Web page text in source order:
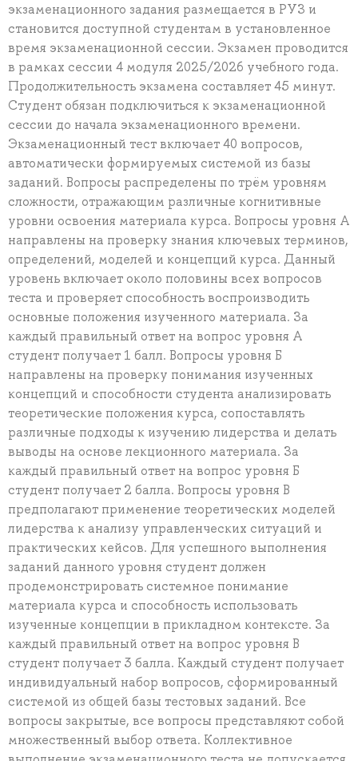
экзаменационного задания размещается в РУЗ и
становится доступной студентам в установленное
время экзаменационной сессии. Экзамен проводится
в рамках сессии 4 модуля 2025/2026 учебного года.
Продолжительность экзамена составляет 45 минут.
Студент обязан подключиться к экзаменационной
сессии до начала экзаменационного времени.
Экзаменационный тест включает 40 вопросов,
автоматически формируемых системой из базы
заданий. Вопросы распределены по трём уровням
сложности, отражающим различные когнитивные
уровни освоения материала курса. Вопросы уровня A
направлены на проверку знания ключевых терминов,
определений, моделей и концепций курса. Данный
уровень включает около половины всех вопросов
теста и проверяет способность воспроизводить
основные положения изученного материала. За
каждый правильный ответ на вопрос уровня А
студент получает 1 балл. Вопросы уровня Б
направлены на проверку понимания изученных
концепций и способности студента анализировать
теоретические положения курса, сопоставлять
различные подходы к изучению лидерства и делать
выводы на основе лекционного материала. За
каждый правильный ответ на вопрос уровня Б
студент получает 2 балла. Вопросы уровня B
предполагают применение теоретических моделей
лидерства к анализу управленческих ситуаций и
практических кейсов. Для успешного выполнения
заданий данного уровня студент должен
продемонстрировать системное понимание
материала курса и способность использовать
изученные концепции в прикладном контексте. За
каждый правильный ответ на вопрос уровня В
студент получает 3 балла. Каждый студент получает
индивидуальный набор вопросов, сформированный
системой из общей базы тестовых заданий. Все
вопросы закрытые, все вопросы представляют собой
множественный выбор ответа. Коллективное